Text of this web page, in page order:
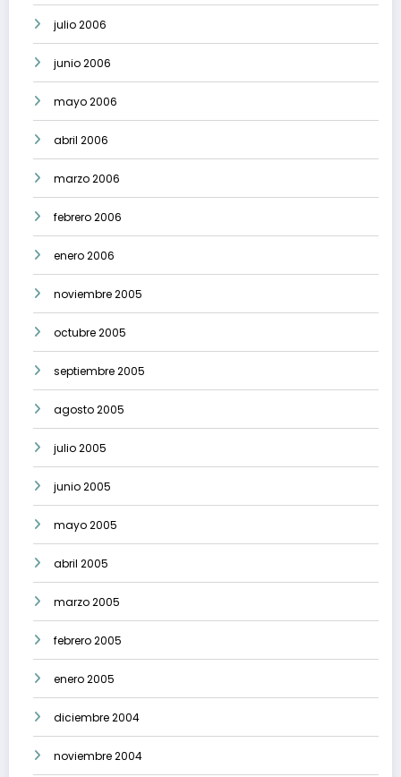
julio 2006
junio 2006
mayo 2006
abril 2006
marzo 2006
febrero 2006
enero 2006
noviembre 2005
octubre 2005
septiembre 2005
agosto 2005
julio 2005
junio 2005
mayo 2005
abril 2005
marzo 2005
febrero 2005
enero 2005
diciembre 2004
noviembre 2004